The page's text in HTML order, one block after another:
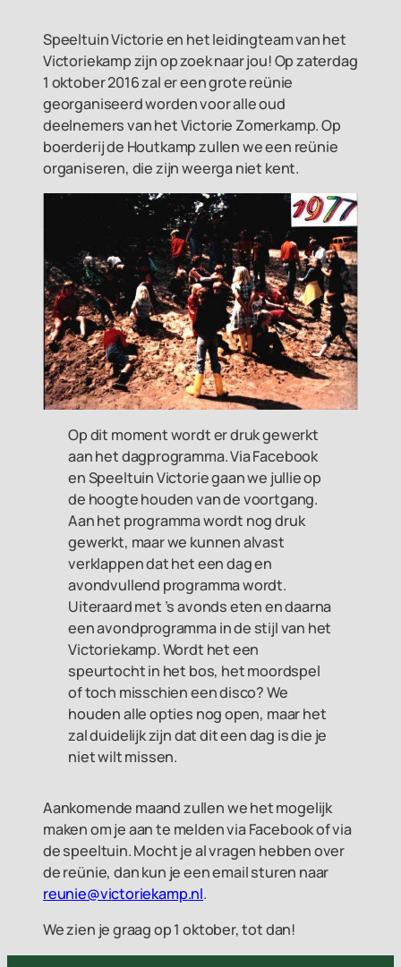
Speeltuin Victorie en het leidingteam van het
Victoriekamp zijn op zoek naar jou! Op zaterdag
1 oktober 2016 zal er een grote reünie
georganiseerd worden voor alle oud
deelnemers van het Victorie Zomerkamp. Op
boerderij de Houtkamp zullen we een reünie
organiseren, die zijn weerga niet kent.
Op dit moment wordt er druk gewerkt
aan het dagprogramma. Via Facebook
en Speeltuin Victorie gaan we jullie op
de hoogte houden van de voortgang.
Aan het programma wordt nog druk
gewerkt, maar we kunnen alvast
verklappen dat het een dag en
avondvullend programma wordt.
Uiteraard met ’s avonds eten en daarna
een avondprogramma in de stijl van het
Victoriekamp. Wordt het een
speurtocht in het bos, het moordspel
of toch misschien een disco? We
houden alle opties nog open, maar het
zal duidelijk zijn dat dit een dag is die je
niet wilt missen.
Aankomende maand zullen we het mogelijk
maken om je aan te melden via Facebook of via
de speeltuin. Mocht je al vragen hebben over
de reünie, dan kun je een email sturen naar
reunie@victoriekamp.nl.
We zien je graag op 1 oktober, tot dan!